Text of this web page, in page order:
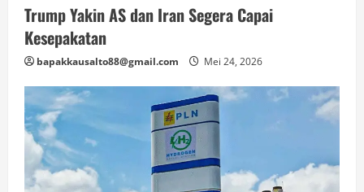
Trump Yakin AS dan Iran Segera Capai
Kesepakatan
bapakkausalto88@gmail.com Mei 24, 2026